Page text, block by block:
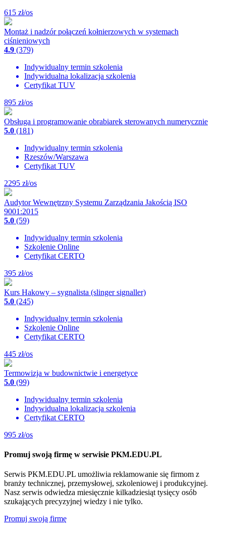
615 zł/os
Montaż i nadzór połączeń kołnierzowych w systemach
ciśnieniowych
4.9 (379)
Indywidualny termin szkolenia
Indywidualna lokalizacja szkolenia
Certyfikat TUV
895 zł/os
Obsługa i programowanie obrabiarek sterowanych numerycznie
5.0 (181)
Indywidualny termin szkolenia
Rzeszów/Warszawa
Certyfikat TUV
2295 zł/os
Audytor Wewnętrzny Systemu Zarządzania Jakością ISO
9001:2015
5.0 (59)
Indywidualny termin szkolenia
Szkolenie Online
Certyfikat CERTO
395 zł/os
Kurs Hakowy – sygnalista (slinger signaller)
5.0 (245)
Indywidualny termin szkolenia
Szkolenie Online
Certyfikat CERTO
445 zł/os
Termowizja w budownictwie i energetyce
5.0 (99)
Indywidualny termin szkolenia
Indywidualna lokalizacja szkolenia
Certyfikat CERTO
995 zł/os
Promuj swoją firmę w serwisie PKM.EDU.PL
Serwis PKM.EDU.PL umożliwia reklamowanie się firmom z
branży technicznej, przemysłowej, szkoleniowej i produkcyjnej.
Nasz serwis odwiedza miesięcznie kilkadziesiąt tysięcy osób
szukających precyzyjnej wiedzy i nie tylko.
Promuj swoją firmę